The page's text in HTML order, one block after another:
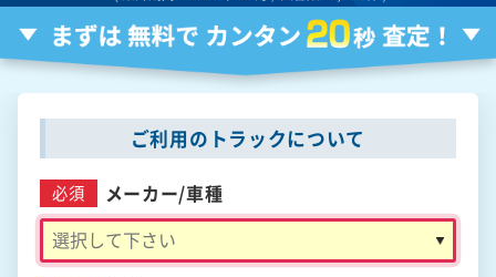
ご利用のトラックについて
必須 メーカー/車種